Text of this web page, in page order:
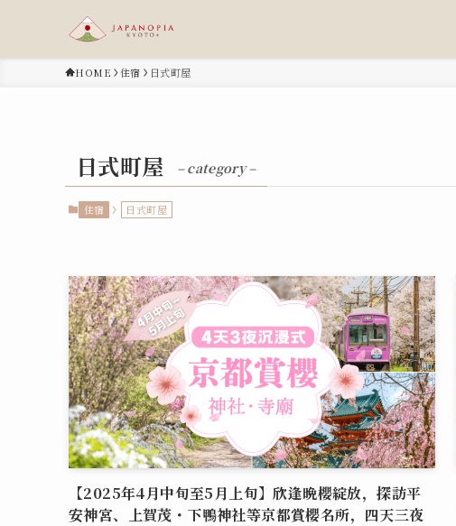
HOME 住宿 日式町屋
日式町屋 – category –
住宿 日式町屋
【2025年4月中旬至5月上旬】欣逢晩櫻綻放，探訪平
安神宮、上賀茂・下鴨神社等京都賞櫻名所，四天三夜